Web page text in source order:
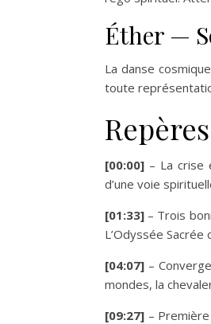
Éther —
La danse
toute
[00:00] – La crise
d’une voie
[01:33] – Trois
L’Odyssée
[04:07] –
mondes, la
[09:27] –